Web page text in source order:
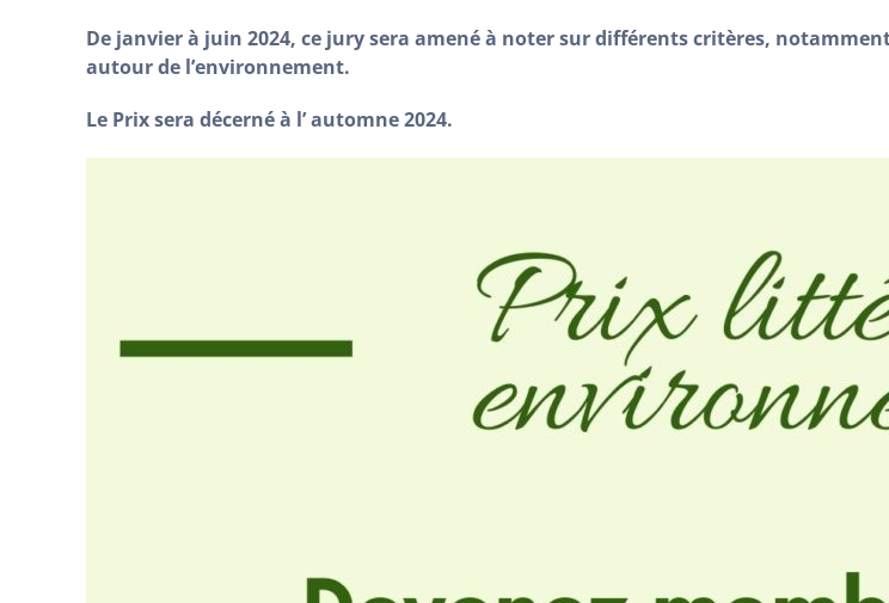
De janvier à juin 2024, ce jury sera amené à noter sur différents critères,
autour de l’environnement.
Le Prix sera décerné à l’ automne 2024.